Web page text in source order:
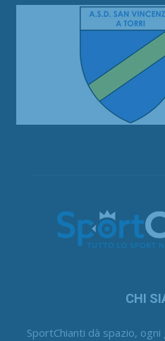
CHI
SportChianti dà spazio,